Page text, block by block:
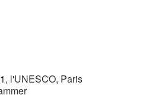
l'UNESCO, Paris